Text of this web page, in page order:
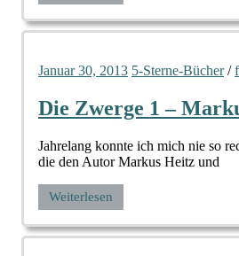
Januar 30, 2013 5-Sterne-Bücher/
Die Zwerge 1 –
Jahrelang konnte ich mich nie so
die den Autor Markus Heitz und
Weiterlesen